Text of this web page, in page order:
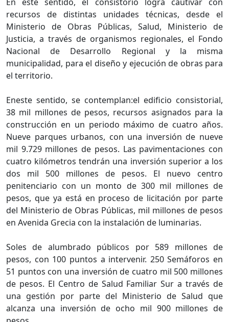
recursos de distintas unidades técnicas, desde el
Ministerio de Obras Públicas, Salud, Ministerio de
Justicia, a través de organismos regionales, el Fondo
Nacional de Desarrollo Regional y la misma
municipalidad, para el diseño y ejecución de obras para
el territorio.
Eneste sentido, se contemplan:el edificio consistorial,
38 mil millones de pesos, recursos asignados para la
construcción en un periodo máximo de cuatro años.
Nueve parques urbanos, con una inversión de nueve
mil 9.729 millones de pesos. Las pavimentaciones con
cuatro kilómetros tendrán una inversión superior a los
dos mil 500 millones de pesos. El nuevo centro
penitenciario con un monto de 300 mil millones de
pesos, que ya está en proceso de licitación por parte
del Ministerio de Obras Públicas, mil millones de pesos
en Avenida Grecia con la instalación de luminarias.
Soles de alumbrado públicos por 589 millones de
pesos, con 100 puntos a intervenir. 250 Semáforos en
51 puntos con una inversión de cuatro mil 500 millones
de pesos. El Centro de Salud Familiar Sur a través de
una gestión por parte del Ministerio de Salud que
alcanza una inversión de ocho mil 900 millones de